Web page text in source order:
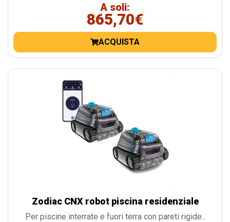
A soli:
865,70€
ACQUISTA
Zodiac CNX robot piscina residenziale
Per piscine interrate e fuori terra con pareti rigide..